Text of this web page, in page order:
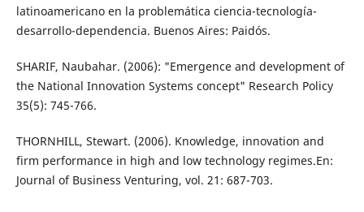
latinoamericano en la problemática ciencia-tecnología-
desarrollo-dependencia. Buenos Aires: Paidós.
SHARIF, Naubahar. (2006): "Emergence and development of
the National Innovation Systems concept" Research Policy
35(5): 745-766.
THORNHILL, Stewart. (2006). Knowledge, innovation and
firm performance in high and low technology regimes.En:
Journal of Business Venturing, vol. 21: 687-703.